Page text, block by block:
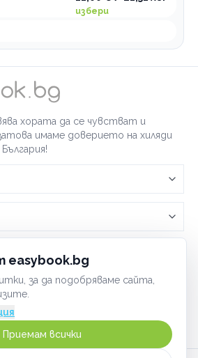
easybook.bg
за да подобряваме сайта,
Приемам всички
избери
хората да се чувстват и
имаме доверието на хиляди
с easybook